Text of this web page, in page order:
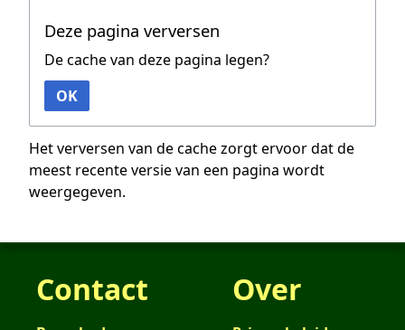
Deze pagina verversen
De cache van deze pagina legen?
OK
Het verversen van de cache zorgt ervoor dat de
meest recente versie van een pagina wordt
weergegeven.
Contact Over